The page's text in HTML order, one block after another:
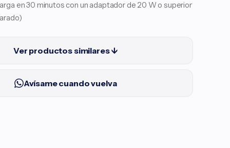
en 30 minutos con un adaptador de 20 W o superior
Ver productos similares ↓
Avísame cuando vuelva